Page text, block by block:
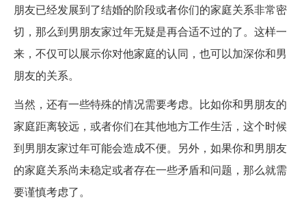
朋友已经发展到了结婚的阶段或者你们的家庭关系非常密
切，那么到男朋友家过年无疑是再合适不过的了。这样一
来，不仅可以展示你对他家庭的认同，也可以加深你和男
朋友的关系。
当然，还有一些特殊的情况需要考虑。比如你和男朋友的
家庭距离较远，或者你们在其他地方工作生活，这个时候
到男朋友家过年可能会造成不便。另外，如果你和男朋友
的家庭关系尚未稳定或者存在一些矛盾和问题，那么就需
要谨慎考虑了。